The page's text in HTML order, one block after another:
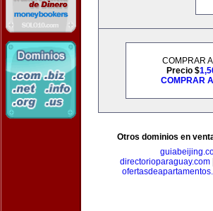
COMPRAR
Precio $
COMPRAR
Otros dominios en
directorioparaguay.com|